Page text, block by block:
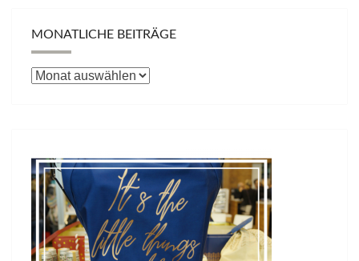
MONATLICHE BEITRÄGE
Monatliche